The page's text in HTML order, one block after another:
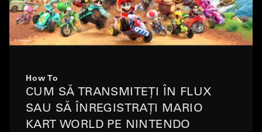
How To
CUM SĂ TRANSMITEȚI ÎN FLUX
SAU SĂ ÎNREGISTRAȚI MARIO
KART WORLD PE NINTENDO